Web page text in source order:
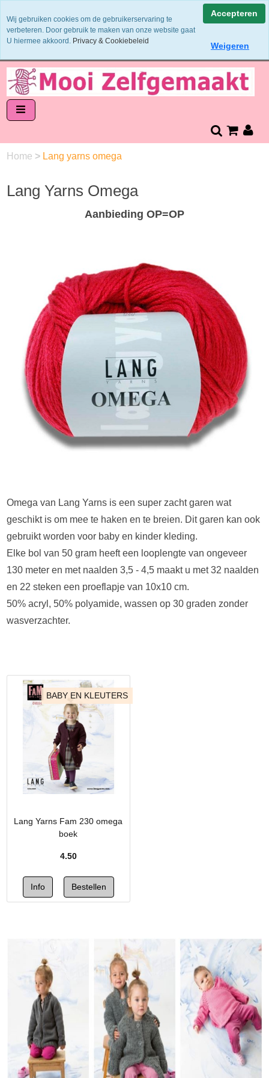
Garens worden uit 1 verfbad verzonden
Veilig online betalen of zelf overschrijven
Home > Lang yarns omega
Lang Yarns Omega
Aanbieding OP=OP
Omega van Lang Yarns is een super zacht garen wat
geschikt is om mee te haken en te breien. Dit garen kan ook
gebruikt worden voor baby en kinder kleding.
Elke bol van 50 gram heeft een looplengte van ongeveer
130 meter en met naalden 3,5 - 4,5 maakt u met 32 naalden
en 22 steken een proeflapje van 10x10 cm.
50% acryl, 50% polyamide, wassen op 30 graden zonder
wasverzachter.
BABY EN KLEUTERS
Lang Yarns Fam 230 omega
boek
4.50
Wij gebruiken cookies om de gebruikerservaring te
verbeteren. Door gebruik te maken van onze website gaat
U hiermee akkoord. Privacy & Cookiebeleid
Accepteren
Weigeren